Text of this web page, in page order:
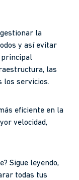
gestionar la
y así evitar
principal
las
los servicios.
eficiente en la
velocidad,
Sigue leyendo,
todas tus